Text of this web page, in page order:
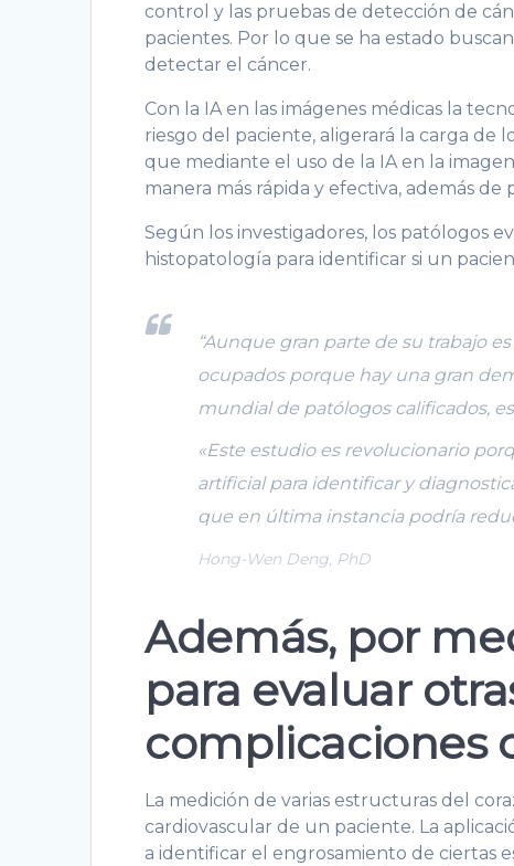
control y las pruebas de detección de
pacientes. Por lo que se ha estado
detectar el cáncer.
Con la IA en las imágenes médicas la
riesgo del paciente, aligerará la carga de
que mediante el uso de la IA en la
manera más rápida y efectiva, además
Según los investigadores, los patólogos
histopatología para identificar si un
“Aunque gran parte de su trabajo
ocupados porque hay una gran
mundial de patólogos calificados,
«Este estudio es revolucionario
artificial para identificar y
que en última instancia podría
Hong-Wen Deng, PhD
Además, por
para evaluar
complicaciones
La medición de varias estructuras del
cardiovascular de un paciente. La
a identificar el engrosamiento de ciertas